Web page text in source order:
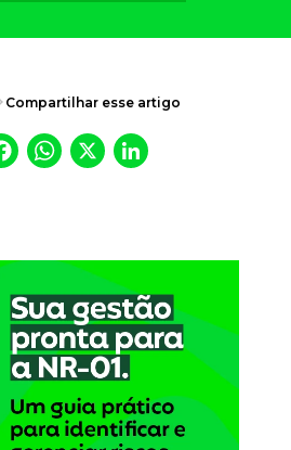
Compartilhar esse artigo
Facebook
WhatsApp
X